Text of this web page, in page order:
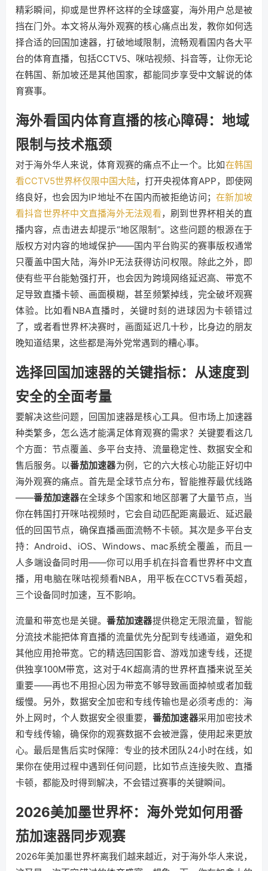
精彩瞬间，抑或是世界杯这样的全球盛宴，海外用户总是被
挡在门外。本文将从海外观赛的核心痛点出发，教你如何选
择合适的回国加速器，打破地域限制，流畅观看国内各大平
台的体育直播，包括CCTV5、咪咕视频、抖音等，让你无论
在韩国、新加坡还是其他国家，都能同步享受中文解说的体
育赛事。
海外看国内体育直播的核心障碍：地域
限制与技术瓶颈
对于海外华人来说，体育观赛的痛点不止一个。比如在韩国
看CCTV5世界杯仅限中国大陆，打开央视体育APP，即使网
络良好，也会因为IP地址不在国内而被拒绝访问； 在新加坡
看抖音世界杯中文直播海外无法观看，刷到世界杯相关的直
播内容，点击进去却提示“地区限制”。这些问题的根源在于
版权方对内容的地域保护——国内平台购买的赛事版权通常
只覆盖中国大陆，海外IP无法获得访问权限。除此之外，即
使有些平台能勉强打开，也会因为跨境网络延迟高、带宽不
足导致直播卡顿、画面模糊，甚至频繁掉线，完全破坏观赛
体验。比如看NBA直播时，关键时刻的进球因为卡顿错过
了，或者看世界杯决赛时，画面延迟几十秒，比身边的朋友
晚知道结果，这些都是海外党常遇到的糟心事。
选择回国加速器的关键指标：从速度到
安全的全面考量
要解决这些问题，回国加速器是核心工具。但市场上加速器
种类繁多，怎么选才能满足体育观赛的需求？关键要看这几
个方面：节点覆盖、多平台支持、流量稳定性、数据安全和
售后服务。以番茄加速器为例，它的六大核心功能正好切中
海外观赛的痛点。首先是全球节点分布，智能推荐最优线路
——番茄加速器在全球多个国家和地区部署了大量节点，当
你在韩国打开咪咕视频时，它会自动匹配距离最近、延迟最
低的回国节点，确保直播画面流畅不卡顿。其次是多平台支
持：Android、iOS、Windows、mac系统全覆盖，而且一
人多端设备同时用——你可以用手机在抖音看世界杯中文直
播，用电脑在咪咕视频看NBA，用平板在CCTV5看英超，
三个设备同时加速，互不影响。
流量和带宽也是关键。番茄加速器提供稳定无限流量，智能
分流技术能把体育直播的流量优先分配到专线通道，避免和
其他应用抢带宽。它的精选回国影音、游戏加速专线，还提
供独享100M带宽，这对于4K超高清的世界杯直播来说至关
重要——再也不用担心因为带宽不够导致画面掉帧或者加载
缓慢。另外，数据安全加密和专线传输也是必须考虑的：海
外上网时，个人数据安全很重要， 番茄加速器采用加密技术
和专线传输，确保你的观赛数据不会被泄露，使用起来更放
心。最后是售后实时保障：专业的技术团队24小时在线，如
果你在使用过程中遇到任何问题，比如节点连接失败、直播
卡顿，都能及时得到解决，不会错过赛事的关键瞬间。
2026美加墨世界杯：海外党如何用番
茄加速器同步观赛
2026年美加墨世界杯离我们越来越近，对于海外华人来说，